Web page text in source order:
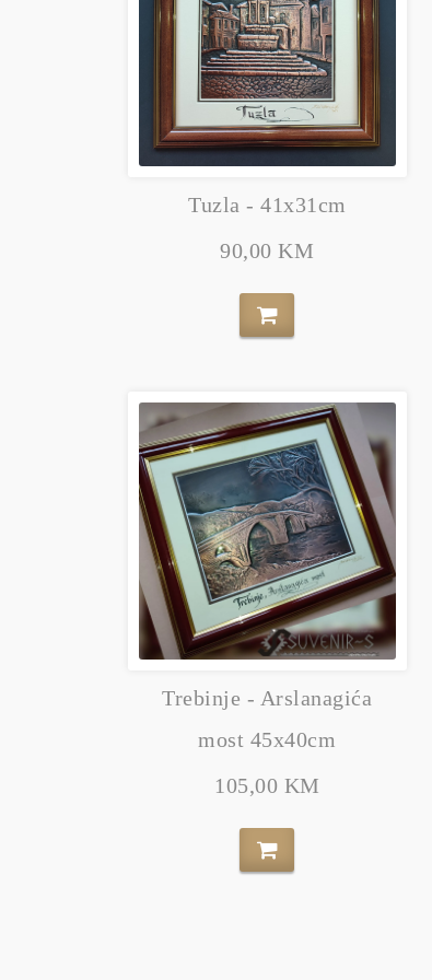
Tuzla - 41x31cm
90,00 KM
Trebinje - Arslanagića
most 45x40cm
105,00 KM